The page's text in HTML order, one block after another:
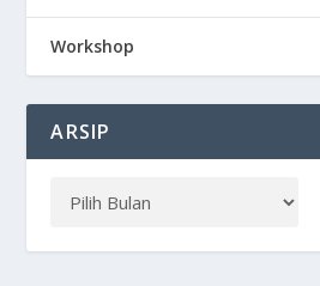
Workshop
ARSIP